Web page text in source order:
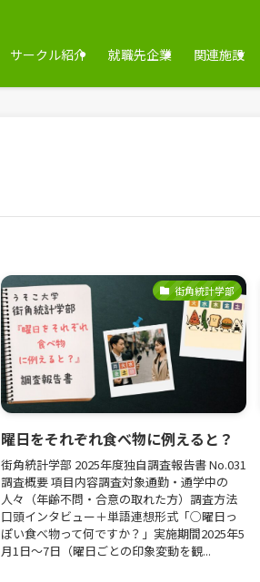
サークル紹介 就職先企業 関連施設
街角統計学部
曜日をそれぞれ食べ物に例えると？
街角統計学部 2025年度独自調査報告書 No.031
調査概要 項目内容調査対象通勤・通学中の
人々（年齢不問・合意の取れた方）調査方法
口頭インタビュー＋単語連想形式「○曜日っ
ぽい食べ物って何ですか？」実施期間2025年5
月1日〜7日（曜日ごとの印象変動を観...